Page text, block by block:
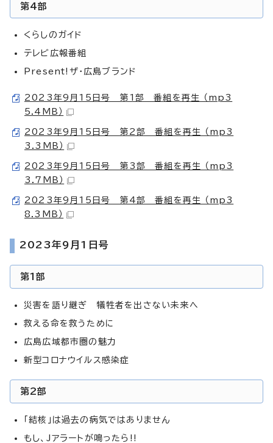
第4部
くらしのガイド
テレビ広報番組
Present!ザ・広島ブランド
2023年9月15日号 第1部 番組を再生 （mp3
5.4MB）
2023年9月15日号 第2部 番組を再生 （mp3
3.3MB）
2023年9月15日号 第3部 番組を再生 （mp3
3.7MB）
2023年9月15日号 第4部 番組を再生 （mp3
8.3MB）
2023年9月1日号
第1部
災害を語り継ぎ 犠牲者を出さない未来へ
救える命を救うために
広島広域都市圏の魅力
新型コロナウイルス感染症
第2部
「結核」は過去の病気ではありません
もし、Jアラートが鳴ったら!!